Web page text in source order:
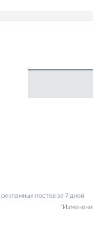
рекламных постов за 7 дней